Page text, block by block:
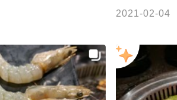
2021-02-04